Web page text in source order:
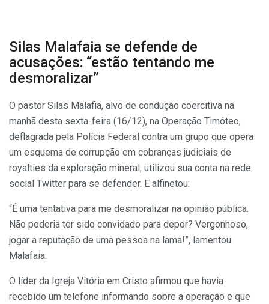
Silas Malafaia se defende de
acusações: “estão tentando me
desmoralizar”
O pastor Silas Malafia, alvo de condução coercitiva na
manhã desta sexta-feira (16/12), na Operação Timóteo,
deflagrada pela Polícia Federal contra um grupo que opera
um esquema de corrupção em cobranças judiciais de
royalties da exploração mineral, utilizou sua conta na rede
social Twitter para se defender. E alfinetou:
“É uma tentativa para me desmoralizar na opinião pública.
Não poderia ter sido convidado para depor? Vergonhoso,
jogar a reputação de uma pessoa na lama!”, lamentou
Malafaia.
O líder da Igreja Vitória em Cristo afirmou que havia
recebido um telefone informando sobre a operação e que